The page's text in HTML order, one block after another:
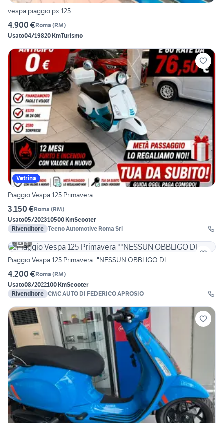
vespa piaggio px 125
4.900 €Roma (RM)
Usato04/19820 KmTurismo
Vetrina
Piaggio Vespa 125 Primavera
3.150 €Roma (RM)
Usato05/202310500 KmScooter
Rivenditore Tecno Automotive Roma Srl
8
Piaggio Vespa 125 Primavera ""NESSUN OBBLIGO DI
4.200 €Roma (RM)
Usato08/2022100 KmScooter
Rivenditore CMC AUTO DI FEDERICO APROSIO